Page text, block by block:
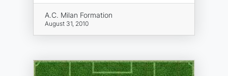
A.C. Milan Formation
August 31, 2010